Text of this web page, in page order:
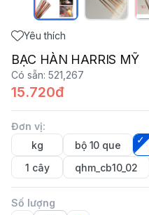
Yêu thích
BẠC HÀN HARRIS MỸ
Có sẵn: 521,267
15.720đ
Đơn vị:
kg
bộ 10 que
1 cây
qhm_cb10_02
Số lượng